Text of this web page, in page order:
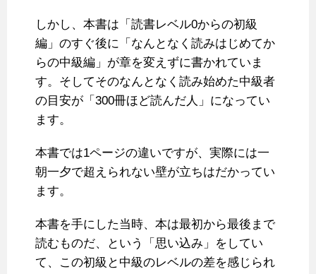
しかし、本書は「読書レベル0からの初級
編」のすぐ後に「なんとなく読みはじめてか
らの中級編」が章を変えずに書かれていま
す。そしてそのなんとなく読み始めた中級者
の目安が「300冊ほど読んだ人」になってい
ます。
本書では1ページの違いですが、実際には一
朝一夕で超えられない壁が立ちはだかってい
ます。
本書を手にした当時、本は最初から最後まで
読むものだ、という「思い込み」をしてい
て、この初級と中級のレベルの差を感じられ